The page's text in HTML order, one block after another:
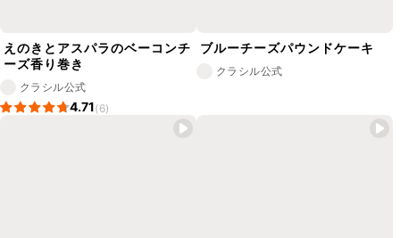
えのきとアスパラのベーコンチ
ーズ香り巻き
クラシル公式
4.71(6)
ブルーチーズパウンドケーキ
クラシル公式